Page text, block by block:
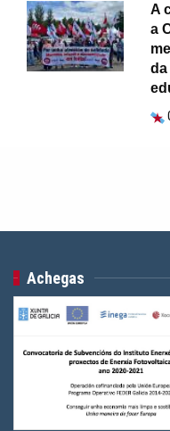
A
a
Achegas